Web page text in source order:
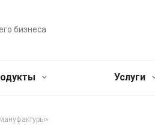
бизнеса
Услуги